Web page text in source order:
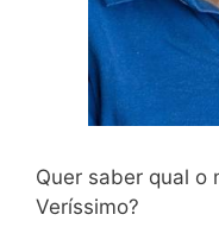
Quer saber qual o
Veríssimo?